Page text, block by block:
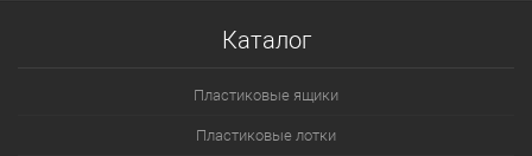
Каталог
Пластиковые ящики
Пластиковые лотки